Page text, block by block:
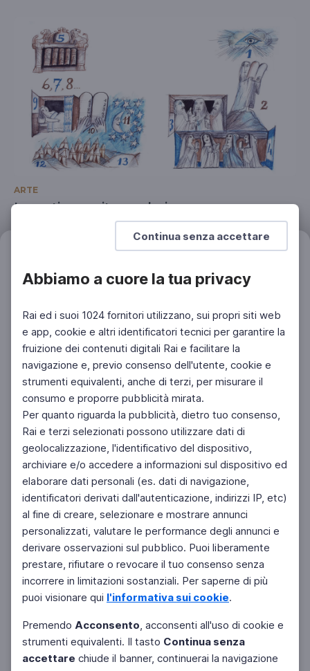
Continua senza accettare
Abbiamo a cuore la tua privacy
Rai ed i suoi 1024 fornitori utilizzano, sui propri siti web
e app, cookie e altri identificatori tecnici per garantire la
fruizione dei contenuti digitali Rai e facilitare la
navigazione e, previo consenso dell'utente, cookie e
strumenti equivalenti, anche di terzi, per misurare il
consumo e proporre pubblicità mirata.
Per quanto riguarda la pubblicità, dietro tuo consenso,
Rai e terzi selezionati possono utilizzare dati di
geolocalizzazione, l'identificativo del dispositivo,
archiviare e/o accedere a informazioni sul dispositivo ed
elaborare dati personali (es. dati di navigazione,
identificatori derivati dall'autenticazione, indirizzi IP, etc)
al fine di creare, selezionare e mostrare annunci
personalizzati, valutare le performance degli annunci e
derivare osservazioni sul pubblico. Puoi liberamente
prestare, rifiutare o revocare il tuo consenso senza
incorrere in limitazioni sostanziali. Per saperne di più
puoi visionare qui l'informativa sui cookie.
Premendo Acconsento, acconsenti all'uso di cookie e
strumenti equivalenti. Il tasto Continua senza
accettare chiude il banner, continuerai la navigazione
ARTE
Luzzati: una vita a colori
Un'intervista del 2000
Facebook Instagram Twitter